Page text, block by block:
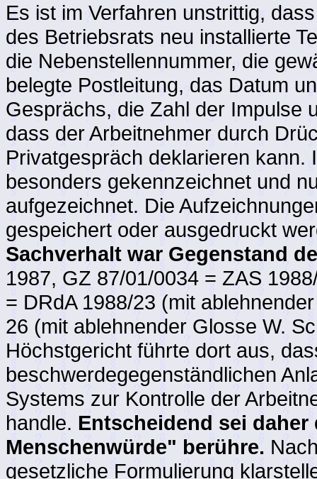
Es ist im Verfahren unstrittig,
des Betriebsrats neu installierte
die Nebenstellennummer, die
belegte Postleitung, das Datum
Gesprächs, die Zahl der Impulse
dass der Arbeitnehmer durch
Privatgespräch deklarieren
besonders gekennzeichnet und
aufgezeichnet. Die
gespeichert oder ausgedruckt
Sachverhalt war Gegenstand
1987, GZ 87/01/0034 = ZAS
= DRdA 1988/23 (mit
26 (mit ablehnender Glosse W.
Höchstgericht führte dort aus,
beschwerdegegenständlichen
Systems zur Kontrolle der
handle. Entscheidend sei
Menschenwürde" berühre.
gesetzliche Formulierung